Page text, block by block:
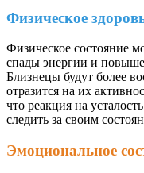
Физическое
Физическое состояние
спады энергии и
Близнецы будут более
отразится на их
что реакция на
следить за своим
Эмоциональное